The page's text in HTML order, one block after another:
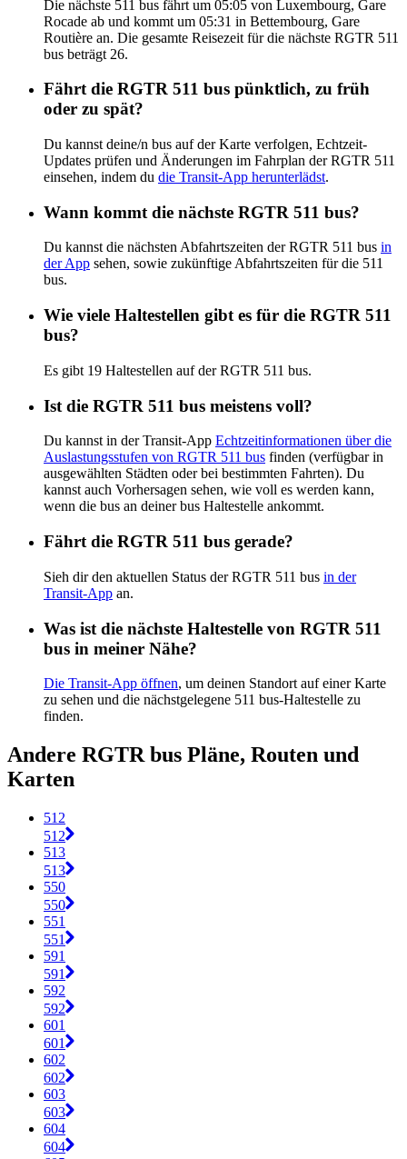
Die nächste 511 bus fährt um 05:05 von Luxembourg, Gare
Rocade ab und kommt um 05:31 in Bettembourg, Gare
Routière an. Die gesamte Reisezeit für die nächste RGTR 511
bus beträgt 26.
Fährt die RGTR 511 bus pünktlich, zu früh
oder zu spät?
Du kannst deine/n bus auf der Karte verfolgen, Echtzeit-
Updates prüfen und Änderungen im Fahrplan der RGTR 511
einsehen, indem du die Transit-App herunterlädst.
Wann kommt die nächste RGTR 511 bus?
Du kannst die nächsten Abfahrtszeiten der RGTR 511 bus in
der App sehen, sowie zukünftige Abfahrtszeiten für die 511
bus.
Wie viele Haltestellen gibt es für die RGTR 511
bus?
Es gibt 19 Haltestellen auf der RGTR 511 bus.
Ist die RGTR 511 bus meistens voll?
Du kannst in der Transit-App Echtzeitinformationen über die
Auslastungsstufen von RGTR 511 bus finden (verfügbar in
ausgewählten Städten oder bei bestimmten Fahrten). Du
kannst auch Vorhersagen sehen, wie voll es werden kann,
wenn die bus an deiner bus Haltestelle ankommt.
Fährt die RGTR 511 bus gerade?
Sieh dir den aktuellen Status der RGTR 511 bus in der
Transit-App an.
Was ist die nächste Haltestelle von RGTR 511
bus in meiner Nähe?
Die Transit-App öffnen, um deinen Standort auf einer Karte
zu sehen und die nächstgelegene 511 bus-Haltestelle zu
finden.
Andere RGTR bus Pläne, Routen und
Karten
512
512
513
513
550
550
551
551
591
591
592
592
601
601
602
602
603
603
604
604